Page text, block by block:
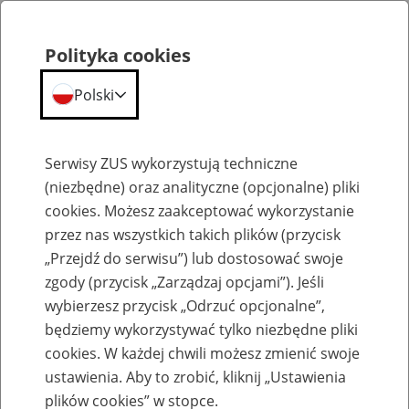
Szkolenia
Zaproś ZUS do siebie: Aktywni 50+
Polityka cookies
Polski
Serwisy ZUS wykorzystują techniczne
(niezbędne) oraz analityczne (opcjonalne) pliki
cookies. Możesz zaakceptować wykorzystanie
przez nas wszystkich takich plików (przycisk
„Przejdź do serwisu”) lub dostosować swoje
zgody (przycisk „Zarządzaj opcjami”). Jeśli
wybierzesz przycisk „Odrzuć opcjonalne”,
będziemy wykorzystywać tylko niezbędne pliki
cookies. W każdej chwili możesz zmienić swoje
ustawienia. Aby to zrobić, kliknij „Ustawienia
plików cookies” w stopce.